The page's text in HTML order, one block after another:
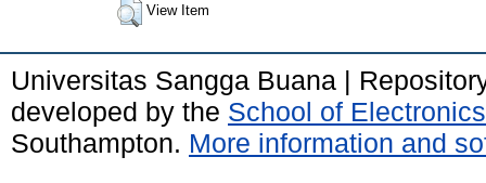
View Item
Universitas Sangga Buana |
developed by the School of
Southampton. More information and